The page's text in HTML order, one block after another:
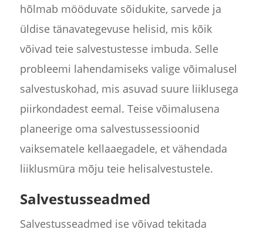
hõlmab mööduvate sõidukite, sarvede ja
üldise tänavategevuse helisid, mis kõik
võivad teie salvestustesse imbuda. Selle
probleemi lahendamiseks valige võimalusel
salvestuskohad, mis asuvad suure liiklusega
piirkondadest eemal. Teise võimalusena
planeerige oma salvestussessioonid
vaiksematele kellaaegadele, et vähendada
liiklusmüra mõju teie helisalvestustele.
Salvestusseadmed
Salvestusseadmed ise võivad tekitada